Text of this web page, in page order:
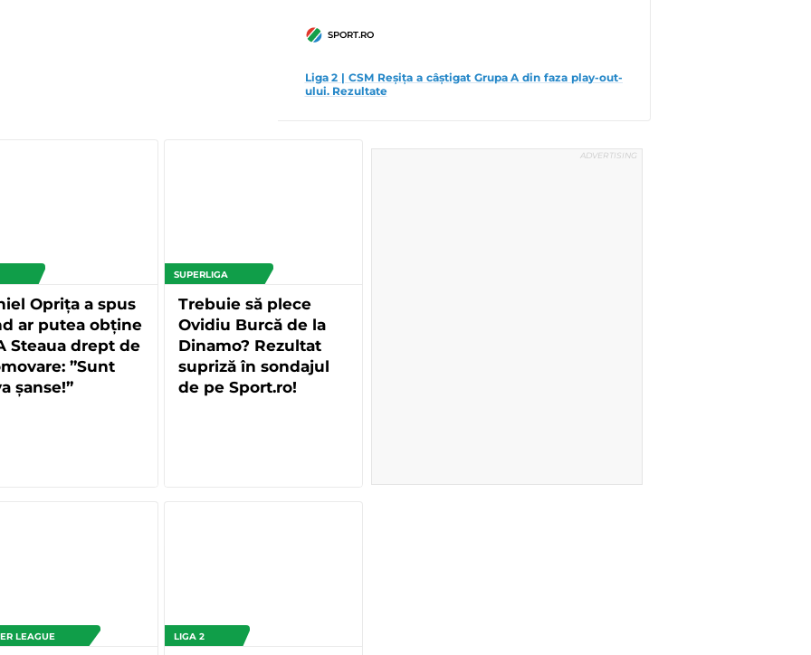
SPORT.RO
Liga 2 | CSM Reșița a câștigat Grupa A din faza play-out-
ului. Rezultate
Oprița a spus
ar putea obține
Steaua drept de
”Sunt
șanse!”
SUPERLIGA
Trebuie să plece
Ovidiu Burcă de la
Dinamo? Rezultat
supriză în sondajul
de pe Sport.ro!
LEAGUE LIGA 2